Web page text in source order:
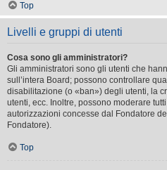
Top
Livelli e gruppi di utenti
Cosa sono gli amministratori?
Gli amministratori sono gli utenti che
sull’intera Board; possono controllare
disabilitazione (o «ban») degli utenti, la
utenti, ecc. Inoltre, possono moderare
autorizzazioni concesse dal Fondatore
Fondatore).
Top